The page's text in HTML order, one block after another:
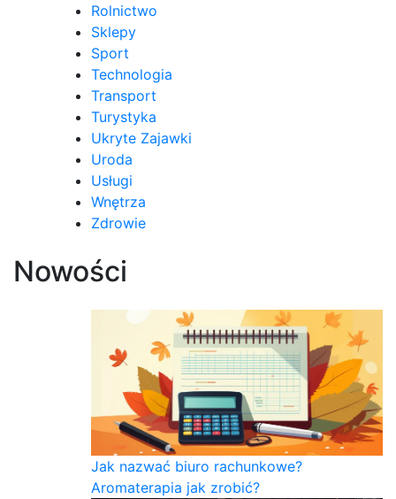
Rolnictwo
Sklepy
Sport
Technologia
Transport
Turystyka
Ukryte Zajawki
Uroda
Usługi
Wnętrza
Zdrowie
Nowości
Jak nazwać biuro rachunkowe?
Aromaterapia jak zrobić?